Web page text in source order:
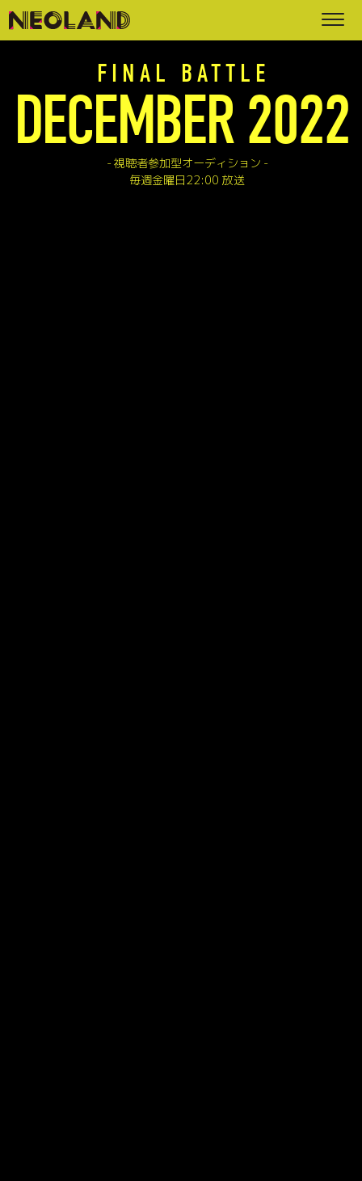
FINAL BATTLE
DECEMBER 2022
視聴者参加型オーディション
毎週金曜日22:00 放送